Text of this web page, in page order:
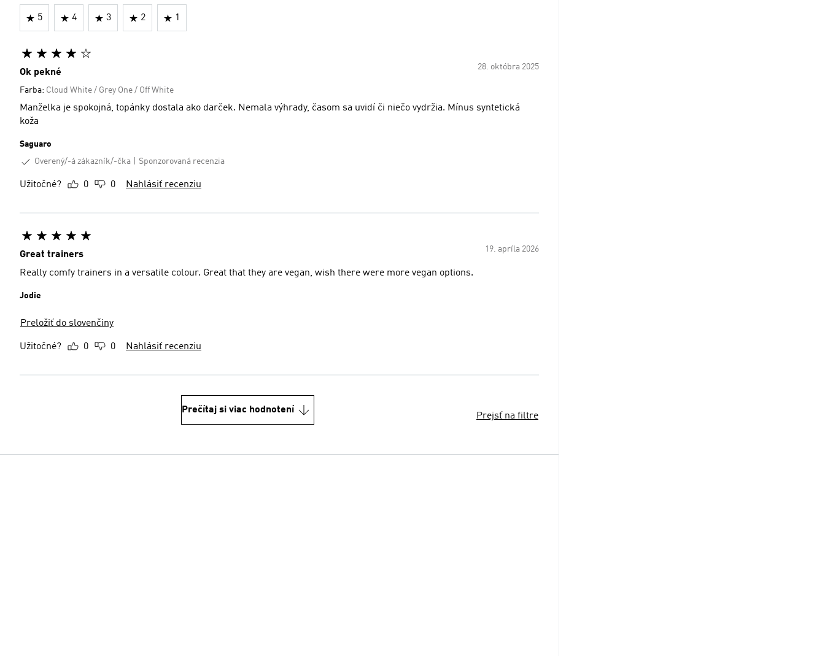
5 4 3 2 1
28. októbra 2025
Ok pekné
Farba: Cloud White / Grey One / Off White
Manželka je spokojná, topánky dostala ako darček. Nemala výhrady, časom sa uvidí či niečo vydržia. Mínus syntetická
koža
Saguaro
Overený/-á zákazník/-čka
Sponzorovaná recenzia
Užitočné? 0 0 Nahlásiť recenziu
19. apríla 2026
Great trainers
Really comfy trainers in a versatile colour. Great that they are vegan, wish there were more vegan options.
Jodie
Preložiť do slovenčiny
Užitočné? 0 0 Nahlásiť recenziu
Prečítaj si viac hodnotení
Prejsť na filtre